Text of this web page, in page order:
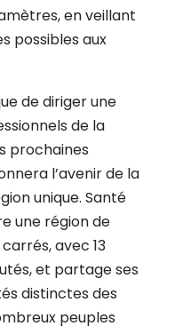
en veillant
possibles aux
de diriger une
de la
prochaines
l’avenir de la
unique. Santé
une région de
avec 13
et partage ses
distinctes des
peuples